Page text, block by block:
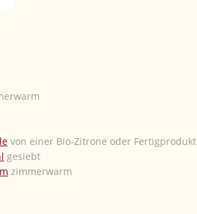
von einer Bio-Zitrone oder Fertigprodukt
gesiebt
zimmerwarm